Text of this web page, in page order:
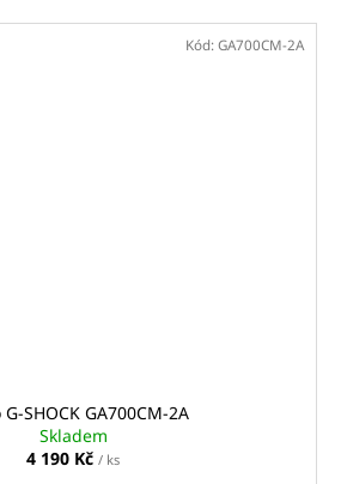
G-SHOCK GA700CM-2A
Skladem
4 190 Kč / ks
Kód: GA700CM-2A